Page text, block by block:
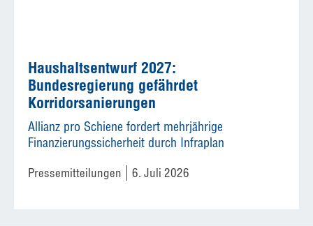
Haushaltsentwurf 2027:
Bundesregierung gefährdet
Korridorsanierungen
Allianz pro Schiene fordert mehrjährige
Finanzierungssicherheit durch Infraplan
Pressemitteilungen 6. Juli 2026